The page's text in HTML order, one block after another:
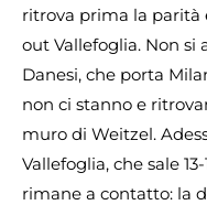
ritrova prima la parità
out Vallefoglia. Non
Danesi, che porta
non ci stanno e
muro di Weitzel.
Vallefoglia, che sale
rimane a contatto: la